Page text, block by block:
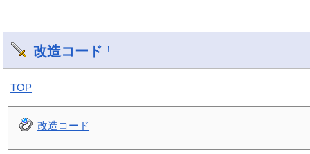
改造コード †
TOP
改造コード